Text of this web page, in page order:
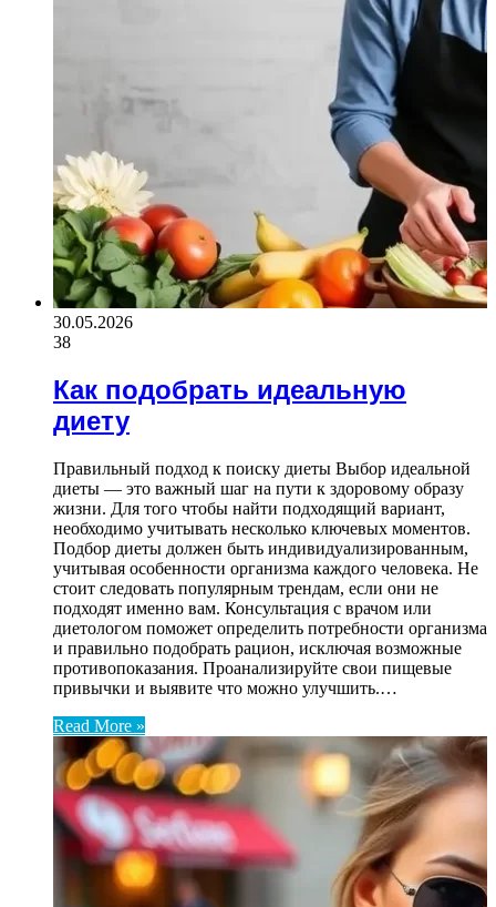
30.05.2026
38
Как подобрать идеальную
диету
Правильный подход к поиску диеты Выбор идеальной
диеты — это важный шаг на пути к здоровому образу
жизни. Для того чтобы найти подходящий вариант,
необходимо учитывать несколько ключевых моментов.
Подбор диеты должен быть индивидуализированным,
учитывая особенности организма каждого человека. Не
стоит следовать популярным трендам, если они не
подходят именно вам. Консультация с врачом или
диетологом поможет определить потребности организма
и правильно подобрать рацион, исключая возможные
противопоказания. Проанализируйте свои пищевые
привычки и выявите что можно улучшить.…
Read More »